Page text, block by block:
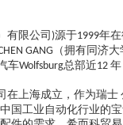
有限公司 )源于1999年在
GANG （拥有同济
车Wolfsburg总部近12
在上海成立，作为瑞士
国工业自动化行业的